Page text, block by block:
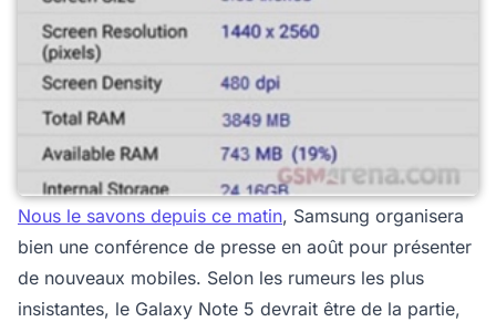
Nous le savons depuis ce matin, Samsung organisera
bien une conférence de presse en août pour présenter
de nouveaux mobiles. Selon les rumeurs les plus
insistantes, le Galaxy Note 5 devrait être de la partie,